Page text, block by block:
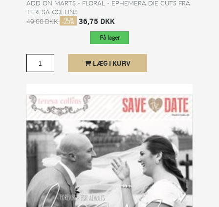
ADD ON MARTS - FLORAL - EPHEMERA DIE CUTS FRA
TERESA COLLINS
49,00 DKK -25% 36,75 DKK
På lager
LÆG I KURV